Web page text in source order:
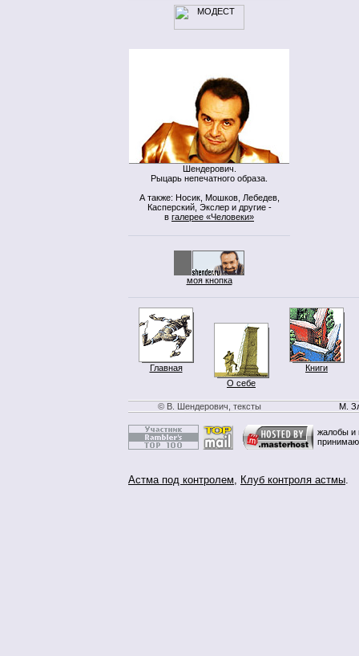
Шендерович.
Рыцарь непечатного образа.
А также: Носик, Мошков, Лебедев,
Касперский, Экслер и другие -
в галерее «Человеки»
моя кнопка
Главная
О себе
Книги
© В. Шендерович, тексты М.
жалобы и
Астма под контролем, Клуб контроля астмы.